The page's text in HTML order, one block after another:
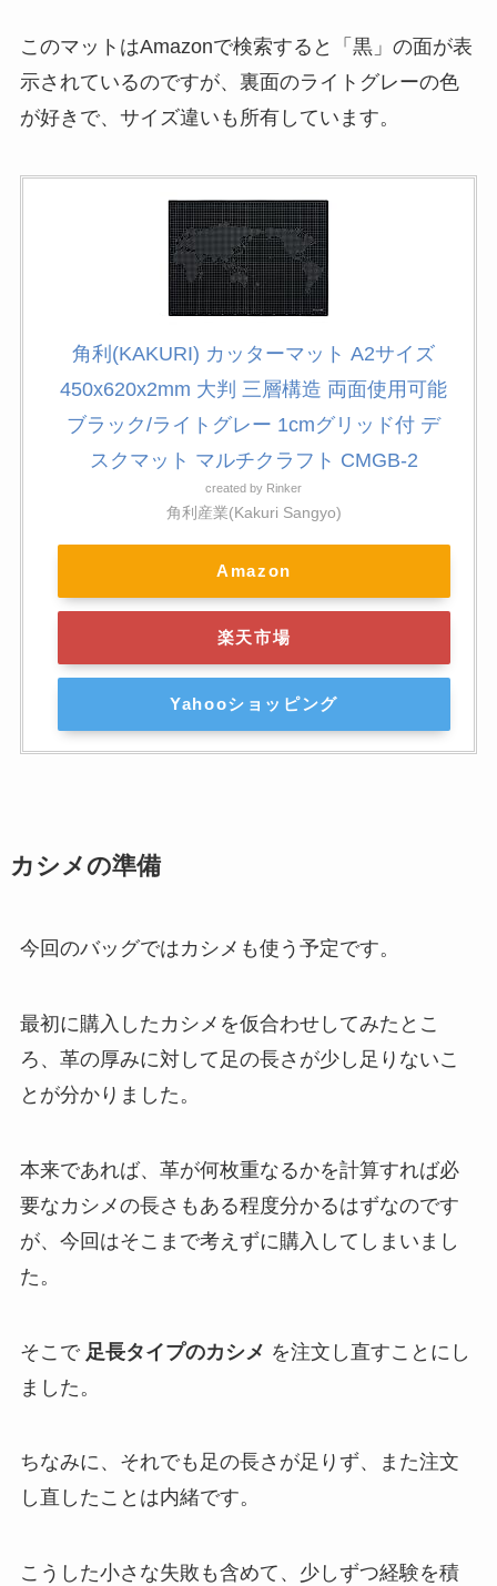
このマットはAmazonで検索すると「黒」の面が表
示されているのですが、裏面のライトグレーの色
が好きで、サイズ違いも所有しています。
角利(KAKURI) カッターマット A2サイズ
450x620x2mm 大判 三層構造 両面使用可能
ブラック/ライトグレー 1cmグリッド付 デ
スクマット マルチクラフト CMGB-2
created by Rinker
角利産業(Kakuri Sangyo)
Amazon
楽天市場
Yahooショッピング
カシメの準備
今回のバッグではカシメも使う予定です。
最初に購入したカシメを仮合わせしてみたとこ
ろ、革の厚みに対して足の長さが少し足りないこ
とが分かりました。
本来であれば、革が何枚重なるかを計算すれば必
要なカシメの長さもある程度分かるはずなのです
が、今回はそこまで考えずに購入してしまいまし
た。
そこで 足長タイプのカシメ を注文し直すことにし
ました。
ちなみに、それでも足の長さが足りず、また注文
し直したことは内緒です。
こうした小さな失敗も含めて、少しずつ経験を積